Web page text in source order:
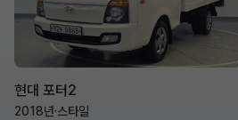
현대 포터2
2018년·스타일